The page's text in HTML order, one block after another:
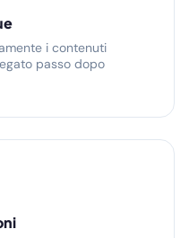
i contenuti
passo dopo